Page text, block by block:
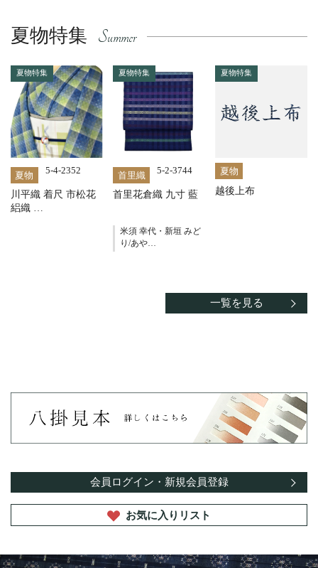
夏物特集
夏物特集
夏物 5-4-2352
川平織 着尺 市松花
絽織 …
夏物特集
首里織 5-2-3744
首里花倉織 九寸 藍
米須 幸代・新垣 みど
り/あや…
夏物特集
夏物
越後上布
一覧を見る
会員ログイン・ 新規会員登録
お気に入りリスト